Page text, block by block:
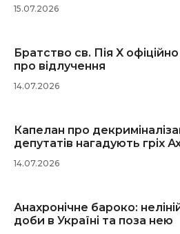
15.07.2026
Братство св. Пія X
про відлучення
14.07.2026
Капелан про
депутатів нагадують гріх
14.07.2026
Анахронічне бароко:
доби в Україні та поза нею